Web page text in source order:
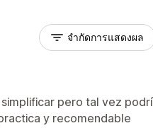
จำกัดการแสดงผล
pero tal vez
y recomendable